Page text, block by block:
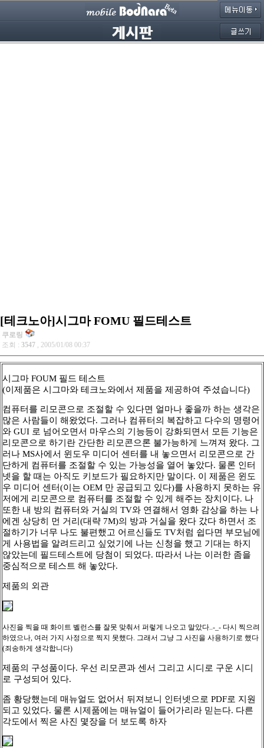
[테크노아]시그마 FOMU 필드테스트
쿠로링
조회 : 3547 , 2005/01/08 00:37
시그마 FOUM 필드 테스트
(이제품은 시그마와 테크노와에서 제품을 제공하여 주셨습니다)
컴퓨터를 리모콘으로 조절할 수 있다면 얼마나 좋을까 하는 생각은
많은 사람들이 해왔었다. 그러나 컴퓨터의 복잡하고 다수의 명령어
와 GUI 로 넘어오면서 마우스의 기능등이 강화되면서 모든 기능은
리모콘으로 하기란 간단한 리모콘으론 불가능하게 느껴져 왔다. 그
러나 MS사에서 윈도우 미디어 센터를 내 놓으면서 리모콘으로 간
단하게 컴퓨터를 조절할 수 있는 가능성을 열어 놓았다. 물론 인터
넷을 할 때는 아직도 키보드가 필요하지만 말이다. 이 제품은 윈도
우 미디어 센터(이는 OEM 만 공급되고 있다)를 사용하지 못하는 유
저에게 리모콘으로 컴퓨터를 조절할 수 있게 해주는 장치이다. 나
또한 내 방의 컴퓨터와 거실의 TV와 연결해서 영화 감상을 하는 나
에겐 상당히 먼 거리(대략 7M)의 방과 거실을 왔다 갔다 하면서 조
절하기가 너무 나도 불편했고 어르신들도 TV처럼 쉽다면 부모님에
게 사용법을 알려드리고 싶었기에 나는 신청을 했고 기대는 하지
않았는데 필드테스트에 당첨이 되었다. 따라서 나는 이러한 좀을
중심적으로 테스트 해 놓았다.
제품의 외관
사진을 찍을 때 화이트 벨런스를 잘못 맞춰서 퍼렇게 나오고 말았다..-_- 다시 찍으려
하였으나, 여러 가지 사정으로 찍지 못했다. 그래서 그냥 그 사진을 사용하기로 했다
(죄송하게 생각합니다)
제품의 구성품이다. 우선 리모콘과 센서 그리고 시디로 구운 시디
로 구성되어 있다.
좀 황당했는데 매뉴얼도 없어서 뒤져보니 인터넷으로 PDF로 지원
되고 있었다. 물론 시제품에는 매뉴얼이 들어가리라 믿는다. 다른
각도에서 찍은 사진 몇장을 더 보도록 하자